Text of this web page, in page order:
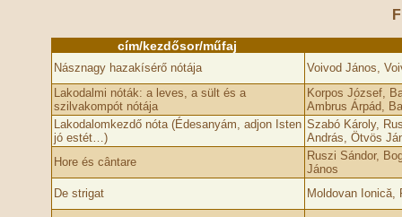
cím/kezdősor/műfaj
Násznagy hazakísérő nótája
Voivod János,
Lakodalmi nóták: a leves, a sült és a
szilvakompót nótája
Korpos József,
Ambrus Árpád,
Lakodalomkezdő nóta (Édesanyám, adjon Isten
jó estét…)
Szabó Károly,
András, Ötvös
Hore és cântare
Ruszi Sándor,
János
De strigat
Moldovan Ionică,